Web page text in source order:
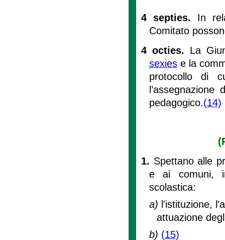
4 septies. In
Comitato
4 octies. La
sexiese la
protocollo di
pedagogico.(14)
1. Spettano alle
e ai comuni,
scolastica:
a) l'istituzione,
attuazione
b) (15)